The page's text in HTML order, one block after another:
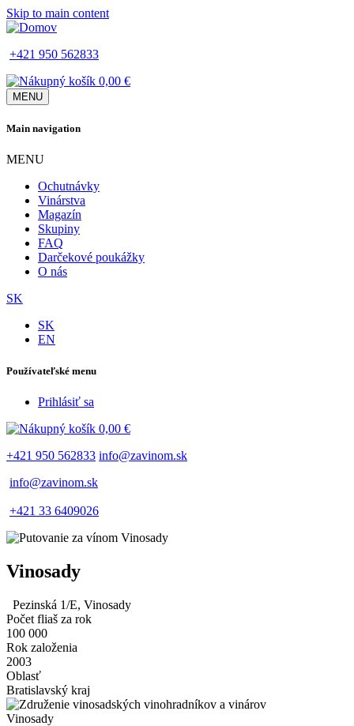
Skip to main content
+421 950 562833
0,00 €
MENU
Main navigation
MENU
Ochutnávky
Vinárstva
Magazín
Skupiny
FAQ
Darčekové poukážky
O nás
SK
SK
EN
Používateľské menu
Prihlásiť sa
0,00 €
+421 950 562833 info@zavinom.sk
info@zavinom.sk
+421 33 6409026
Vinosady
Pezinská 1/E, Vinosady
Počet fliaš za rok
100 000
Rok založenia
2003
Oblasť
Bratislavský kraj
Vinosady